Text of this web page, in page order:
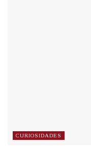
CURIOSIDADES